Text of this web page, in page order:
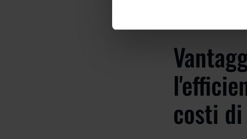
costi